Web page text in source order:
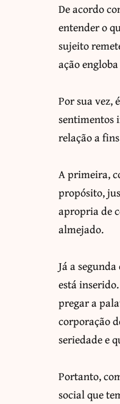
De acordo
entender o
sujeito
ação
Por sua vez,
sentimentos
relação a
A primeira,
propósito,
apropria de
almejado.
Já a
está
pregar a
corporação
seriedade e
Portanto,
social que